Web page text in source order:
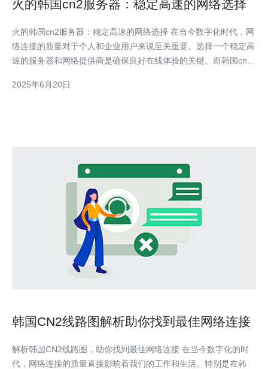
火的韩国cn2服务器：稳定高速的网络选择
火的韩国cn2服务器：稳定高速的网络选择 在当今数字化时代，网
络连接的质量对于个人和企业用户来说至关重要。选择一个稳定高
速的服务器和网络提供商是确保良好在线体验的关键。而韩国cn2
国地区部署的cn2线路服务器，cn2线路是一种高速稳定的网络线
2025年6月20日
韩国CN2线路图解析助你找到最佳网络连接
解析韩国CN2线路图，助你找到最佳网络连接 在当今数字化的时
代，网络连接的质量直接影响着我们的工作和生活。特别是在韩